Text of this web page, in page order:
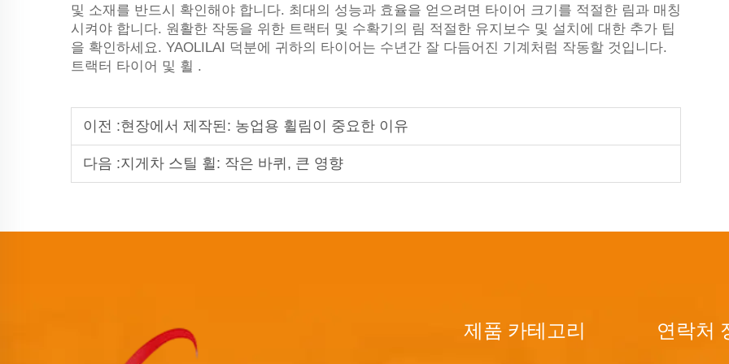
및 소재를 반드시 확인해야 합니다. 최대의 성능과 효율을 얻으려면 타이어 크기를 적절한 림과 매칭
시켜야 합니다. 원활한 작동을 위한 트랙터 및 수확기의 림 적절한 유지보수 및 설치에 대한 추가 팁
을 확인하세요. YAOLILAI 덕분에 귀하의 타이어는 수년간 잘 다듬어진 기계처럼 작동할 것입니다.
트랙터 타이어 및 휠 .
이전 :현장에서 제작된: 농업용 휠림이 중요한 이유
다음 :지게차 스틸 휠: 작은 바퀴, 큰 영향
제품 카테고리 연락처